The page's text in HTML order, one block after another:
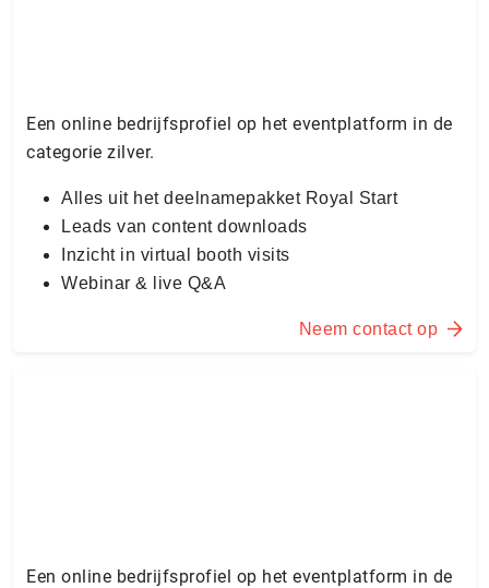
Een online bedrijfsprofiel op het eventplatform in de
categorie zilver.
Alles uit het deelnamepakket Royal Start
Leads van content downloads
Inzicht in virtual booth visits
Webinar & live Q&A
Neem contact op
Een online bedrijfsprofiel op het eventplatform in de